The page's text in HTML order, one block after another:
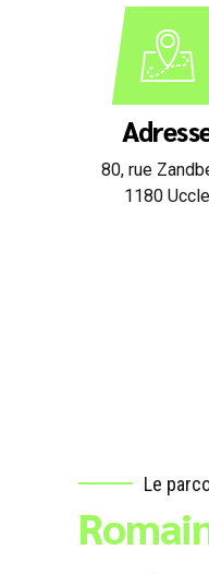
80, rue
1180 Uccle
Le